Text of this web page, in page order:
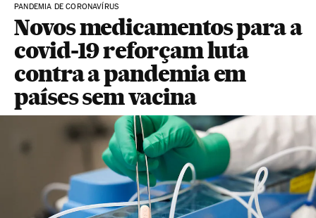
PANDEMIA DE CORONAVÍRUS
Novos medicamentos para a
covid-19 reforçam luta
contra a pandemia em
países sem vacina